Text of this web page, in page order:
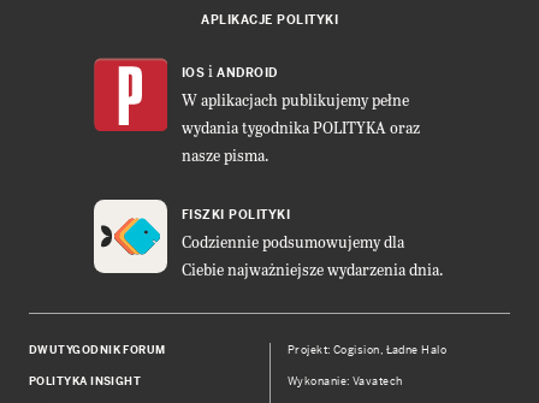
APLIKACJE POLITYKI
IOS i ANDROID
W aplikacjach publikujemy pełne
wydania tygodnika POLITYKA oraz
nasze pisma.
FISZKI POLITYKI
Codziennie podsumowujemy dla
Ciebie najważniejsze wydarzenia dnia.
DWUTYGODNIK FORUM
POLITYKA INSIGHT
Projekt:Cogision, Ładne Halo
Wykonanie: Vavatech